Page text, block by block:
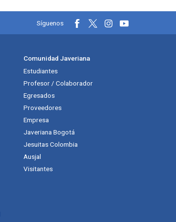
Síguenos
Comunidad Javeriana
Estudiantes
Profesor / Colaborador
Egresados
Proveedores
Empresa
Javeriana Bogotá
Jesuitas Colombia
Ausjal
Visitantes